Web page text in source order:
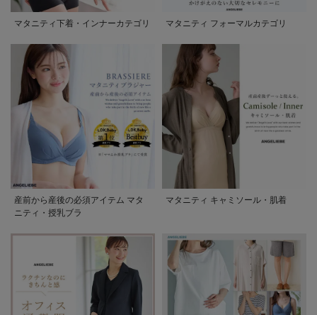
マタニティ下着・インナーカテゴリ マタニティ フォーマルカテゴリ
産前から産後の必須アイテム マタ
ニティ・授乳ブラ
マタニティ キャミソール・肌着